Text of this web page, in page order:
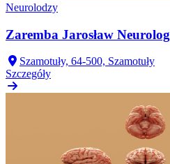
Neurolodzy
Zaremba Jarosław Neurolog
Szamotuły, 64-500, Szamotuły
Szczegóły